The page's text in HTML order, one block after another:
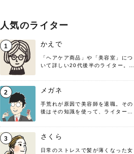
人気のライター
1 かえで
「ヘアケア商品」や「美容室」につ
いて詳しい20代後半のライター。楽
す！
2 メガネ
手荒れが原因で美容師を退職。その
後はその知識を使って、ライターと
髪の知識をわかりやすく紹介しま
す！
3 さくら
日常のストレスで髪が薄くなった女